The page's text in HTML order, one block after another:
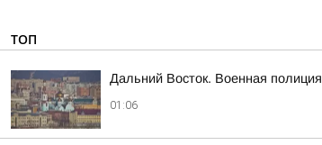
ТОП
Дальний Восток. Военная полиция
01:06